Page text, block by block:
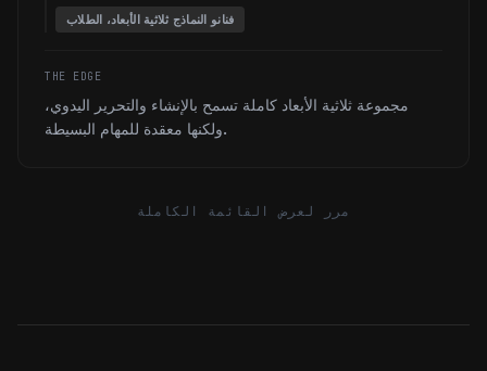
فنانو النماذج ثلاثية الأبعاد، الطلاب
THE EDGE
مجموعة ثلاثية الأبعاد كاملة تسمح بالإنشاء والتحرير اليدوي،
ولكنها معقدة للمهام البسيطة.
مرر لعرض القائمة الكاملة